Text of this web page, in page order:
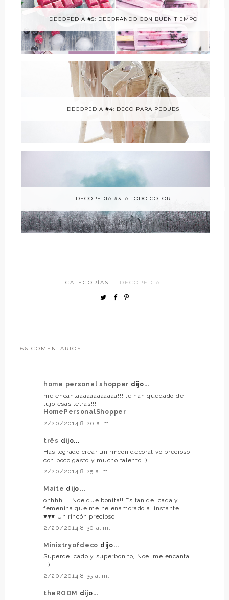
DECOPEDIA #5: DECORANDO CON BUEN TIEMPO
DECOPEDIA #4: DECO PARA PEQUES
DECOPEDIA #3: A TODO COLOR
CATEGORÍAS · DECOPEDIA
66 COMENTARIOS
home personal shopper dijo...
me encantaaaaaaaaaaaa!!! te han quedado de
lujo esas letras!!!
HomePersonalShopper
2/20/2014 8:20 a. m.
três dijo...
Has logrado crear un rincón decorativo precioso,
con poco gasto y mucho talento :)
2/20/2014 8:25 a. m.
Maite dijo...
ohhhh.....Noe que bonita!! Es tan delicada y
femenina que me he enamorado al instante!!!
♥♥♥ Un rincón precioso!
2/20/2014 8:30 a. m.
Ministryofdeco dijo...
Superdelicado y superbonito, Noe, me encanta
:-)
2/20/2014 8:35 a. m.
theROOM dijo...